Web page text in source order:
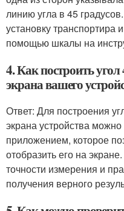
линию угла в 45
установку транспортира
помощью шкалы на
4. Как построить
экрана вашего
Ответ: Для построения
экрана устройства
приложением, которое
отобразить его на
точности измерения и
получения верного